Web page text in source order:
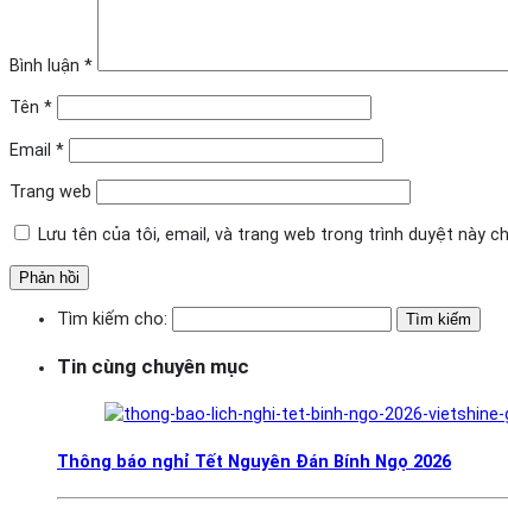
Bình luận *
Tên *
Email *
Trang web
Lưu tên của tôi, email, và trang web trong trình duyệt này
Tìm kiếm cho:
Tin cùng chuyên mục
Thông báo nghỉ Tết Nguyên Đán Bính Ngọ 2026